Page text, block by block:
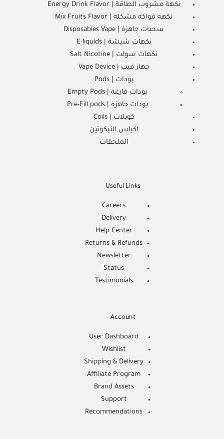
نكهة مشروب الطاقة | Energy Drink Flavor
نكهه فواكه مشكله | Mix Fruits Flavor
سحبات جاهزة | Disposables Vape
نكهات شيشة | E-liquids
نكهات سولت | Salt Nicotine
جهاز فيب | Vape Device
بودات | Pods
بودات فارغه | Empty Pods
بودات جاهزه | Pre-Fill pods
كويلات | Coils
اكياس النيكوتين
الملحقات
Useful Links
Careers
Delivery
Help Center
Returns & Refunds
Newsletter
Status
Testimonials
Account
User Dashboard
Wishlist
Shipping & Delivery
Affiliate Program
Brand Assets
Support
Recommendations